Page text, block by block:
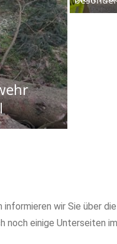
wir Sie über
einige Unterseiten